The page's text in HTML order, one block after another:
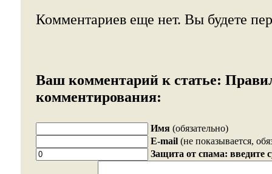
Комментариев еще нет. Вы будете
Ваш комментарий к статье:
комментирования:
Имя (обязательно)
E-mail (не показывается,
Защита от спама: введите